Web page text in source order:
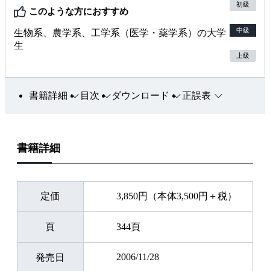
このような方におすすめ
生物系、農学系、工学系（医学・薬学系）の大学
生
初級
中級
上級
書籍詳細 目次 ダウンロード 正誤表
書籍詳細
定価 3,850円（本体3,500円＋税）
頁 344頁
発売日 2006/11/28